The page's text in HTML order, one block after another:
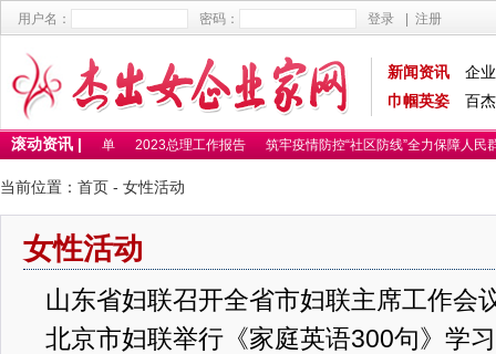
用户名： 密码： 登录 注册
新闻资讯
企
巾帼英姿
百
滚动资讯 |
杰卓越女性名单 2023总理工作报告 筑牢疫情防控“社区防线”全力保障人民
当前位置： 首页 - 女性活动
女性活动
山东省妇联召开全省市妇联主席工作会
北京市妇联举行《家庭英语300句》学